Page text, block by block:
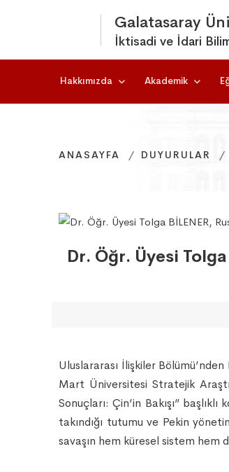
Galatasaray
İktisadi ve İdari
Hakkımızda Akademik
ANASAYFA DUYURULAR
ANASAYFA DUYURULAR
ANASAYFA DUYURULAR
Dr. Öğr. Üyesi
Uluslararası İlişkiler
Mart Üniversitesi Stratejik
Sonuçları: Çin’in Bakışı”
takındığı tutumu ve Pekin
savaşın hem küresel sistem hem